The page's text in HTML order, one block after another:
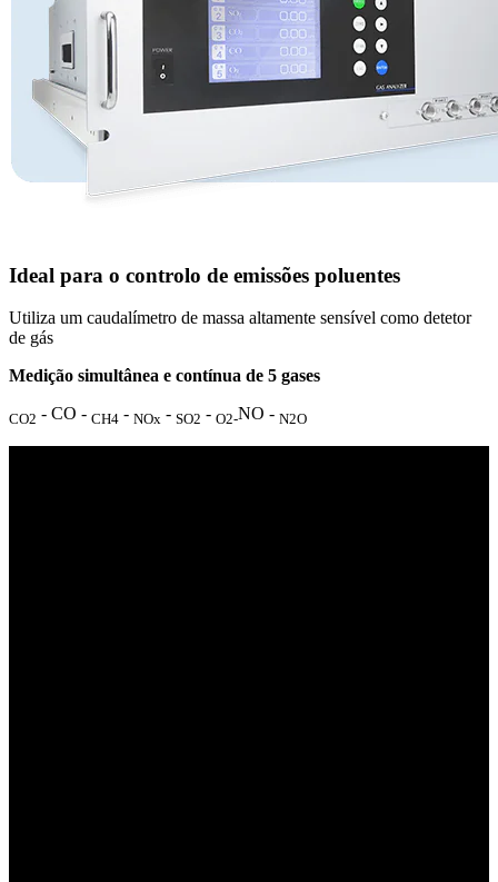
Ideal para o controlo de emissões poluentes
Utiliza um caudalímetro de massa altamente sensível como detetor
de gás
Medição simultânea e contínua de 5 gases
CO2 - CO - CH4 - NOx - SO2 - O2-NO - N2O